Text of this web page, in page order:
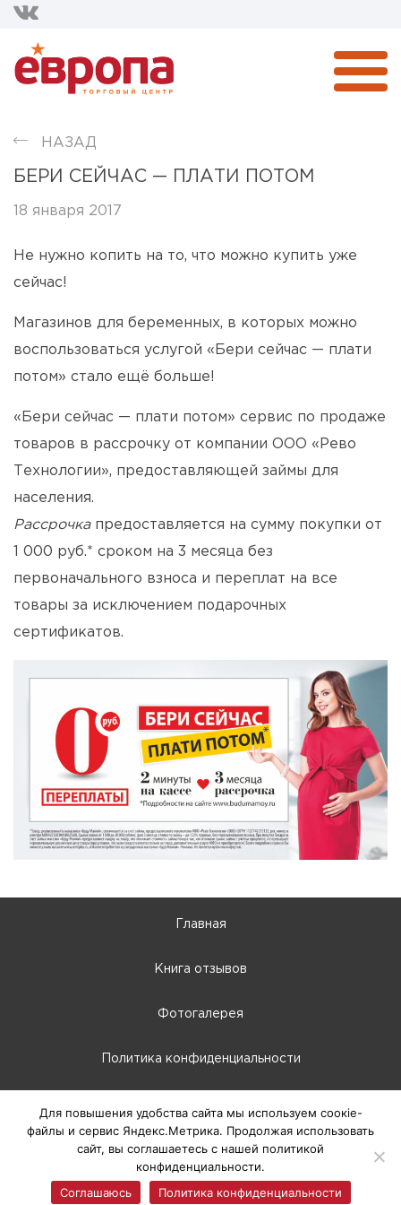
НАЗАД
БЕРИ СЕЙЧАС — ПЛАТИ ПОТОМ
18 января 2017
Не нужно копить на то, что можно купить уже
сейчас!
Магазинов для беременных, в которых можно
воспользоваться услугой «Бери сейчас — плати
потом» стало ещё больше!
«Бери сейчас — плати потом» сервис по продаже
товаров в рассрочку от компании ООО «Рево
Технологии», предоставляющей займы для
населения.
Рассрочкапредоставляется на сумму покупки от
1 000 руб.* сроком на 3 месяца без
первоначального взноса и переплат на все
товары за исключением подарочных
сертификатов.
Главная
Книга отзывов
Фотогалерея
Политика конфиденциальности
г. Абакан, Крылова, 66-Б
© 2025 ТЦ Европа, г. Абакан
Для повышения удобства сайта мы используем соокіе-
файлы и сервис Яндекс.Метрика. Продолжая использовать
сайт, вы соглашаетесь с нашей политикой
конфиденциальности.
Соглашаюсь
Политика конфиденциальности